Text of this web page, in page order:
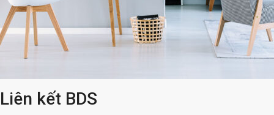
Liên kết BDS